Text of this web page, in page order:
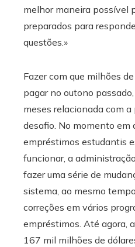
melhor maneira possível
preparados para
questões.»
Fazer com que milhões
pagar no outono
meses relacionada com
desafio. No momento em
empréstimos estudantis
funcionar, a
fazer uma série de
sistema, ao mesmo
correções em vários
empréstimos. Até agora,
167 mil milhões de